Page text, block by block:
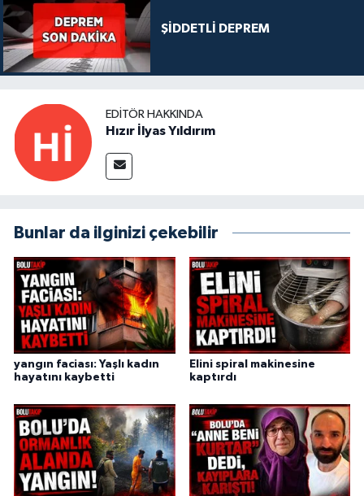
ŞİDDETLİ DEPREM
EDITÖR HAKKINDA
Hızır İlyas Yıldırım
Bunlar da ilginizi çekebilir
yangın faciası: Yaşlı kadın
hayatını kaybetti
Elini spiral makinesine
kaptırdı